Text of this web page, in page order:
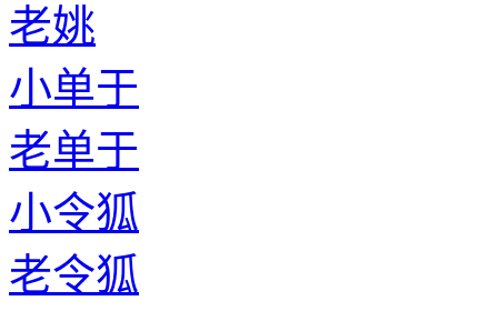
老姚
小单于
老单于
小令狐
老令狐